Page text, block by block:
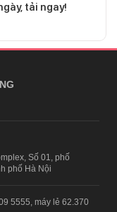
tải ngay!
Số 01, phố
phố Hà Nội
5555, máy lẻ 62.370